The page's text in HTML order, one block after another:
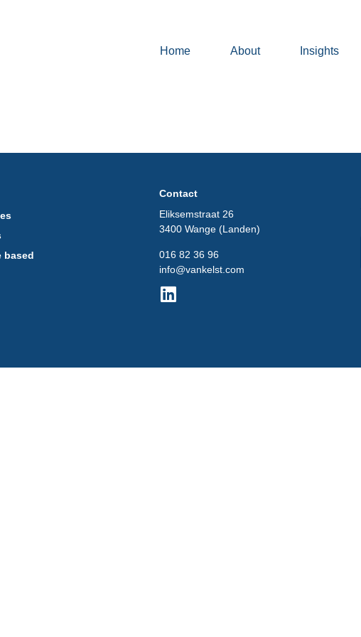
Home About Insights
based
Contact
Eliksemstraat 26
3400 Wange (Landen)
016 82 36 96
info@vankelst.com